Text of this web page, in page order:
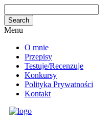
Menu
O mnie
Przepisy
Testuje/Recenzuje
Konkursy
Polityka Prywatności
Kontakt